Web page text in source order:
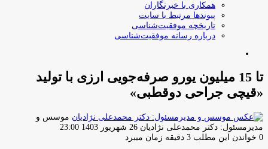
همکاری با خبرنگاران
پیوندها مرتبط با سایت
تاریخچه موفقیت‌شناسی
درباره رسانه موفقیت‌شناسی
تا 15 میلیون یورو صرفه‌جویی ارزی با تولید
«قیچی جراحی دوقطبی»
موسس و
مدیرمسئول: دکتر محمدعلی نژادیان ارسال
ایمیل
26 شهریور 1403 23:00
0 خواندن این مطلب 3 دقیقه زمان میبرد